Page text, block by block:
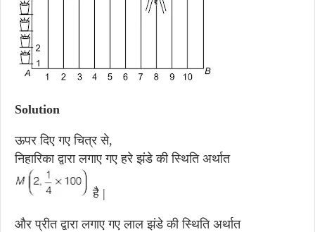
Solution
ऊपर दिए गए चित्र से,
निहारिका द्वारा लगाए गए हरे झंडे की स्थिति अर्थात
है |
और प्रीत द्वारा लगाए गए लाल झंडे की स्थिति अर्थात